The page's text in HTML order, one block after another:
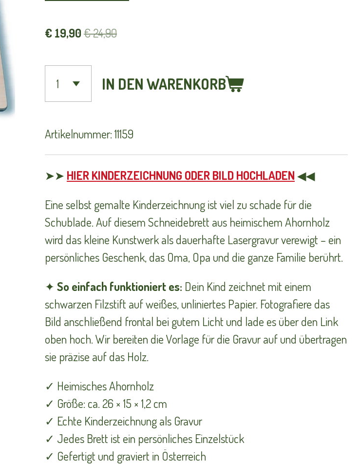
€ 19,90€ 24,90
IN DEN WARENKORB
Artikelnummer:11159
➤➤ HIER KINDERZEICHNUNG ODER BILD HOCHLADEN◀◀
Eine selbst gemalte Kinderzeichnung ist viel zu schade für die
Schublade. Auf diesem Schneidebrett aus heimischem Ahornholz
wird das kleine Kunstwerk als dauerhafte Lasergravur verewigt – ein
persönliches Geschenk, das Oma, Opa und die ganze Familie berührt.
✦So einfach funktioniert es: Dein Kind zeichnet mit einem
schwarzen Filzstift auf weißes, unliniertes Papier. Fotografiere das
Bild anschließend frontal bei gutem Licht und lade es über den Link
oben hoch. Wir bereiten die Vorlage für die Gravur auf und übertragen
sie präzise auf das Holz.
✓ Heimisches Ahornholz
✓ Größe: ca. 26 × 15 × 1,2 cm
✓ Echte Kinderzeichnung als Gravur
✓ Jedes Brett ist ein persönliches Einzelstück
✓ Gefertigt und graviert in Österreich